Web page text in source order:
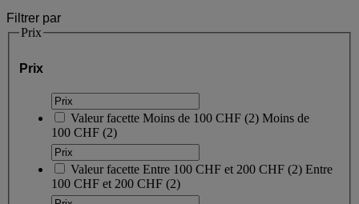
Filtrer par
Prix
Prix
Valeur facette Moins de 100 CHF (2) Moins de
100 CHF (2)
Valeur facette Entre 100 CHF et 200 CHF (2) Entre
100 CHF et 200 CHF (2)